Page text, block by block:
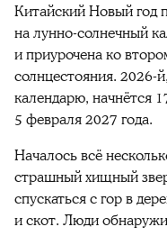
Китайский Новый год
на лунно-солнечный
и приурочена ко
солнцестояния. 2026-
календарю, начнётся
5 февраля 2027 года.
Началось всё
страшный хищный
спускаться с гор в
и скот. Люди